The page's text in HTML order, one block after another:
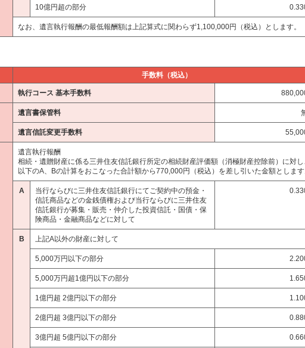
10億円超の部分
なお、遺言執行報酬の最低報酬額は上記算式に関わらず1,100,000円（税込）とします。
手数料（税込）
執行コース 基本手数料
遺言書保管料
遺言信託変更手数料
遺言執行報酬
相続・遺贈財産に係る三井住友信託銀行所定の相続財産評価額（消極財産控除前）に対し
以下のA、Bの計算をおこなった合計額から770,000円（税込）を差し引いた金額とします
A
当行ならびに三井住友信託銀行にてご契約中の預金・
信託商品などの金銭債権および当行ならびに三井住友
信託銀行が募集・販売・仲介した投資信託・国債・保
険商品・金融商品などに対して
B 上記A以外の財産に対して
5,000万円以下の部分
5,000万円超1億円以下の部分
1億円超 2億円以下の部分
2億円超 3億円以下の部分
3億円超 5億円以下の部分